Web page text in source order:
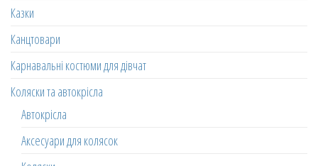
Казки
Канцтовари
Карнавальні костюми для дівчат
Коляски та автокрісла
Автокрісла
Аксесуари для колясок